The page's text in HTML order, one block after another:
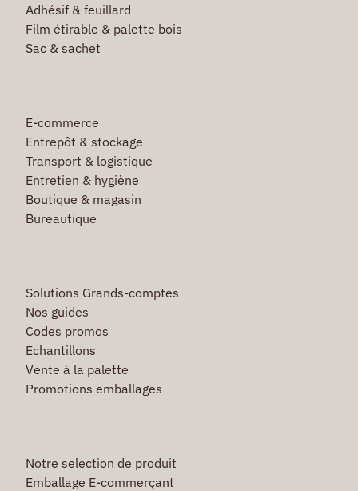
Adhésif & feuillard
Film étirable & palette bois
Sac & sachet
E-commerce
Entrepôt & stockage
Transport & logistique
Entretien & hygiène
Boutique & magasin
Bureautique
Solutions Grands-comptes
Nos guides
Codes promos
Echantillons
Vente à la palette
Promotions emballages
Notre selection de produit
Emballage E-commerçant